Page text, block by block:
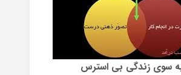
سوی زندگی بی استرس